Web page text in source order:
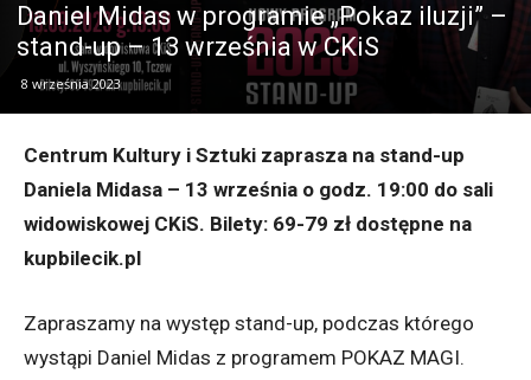
Daniel Midas w programie „Pokaz iluzji” –
stand-up – 13 września w CKiS
8 września 2023
Centrum Kultury i Sztuki zaprasza na stand-up
Daniela Midasa – 13 września o godz. 19:00 do sali
widowiskowej CKiS. Bilety: 69-79 zł dostępne na
kupbilecik.pl
Zapraszamy na występ stand-up, podczas którego
wystąpi Daniel Midas z programem POKAZ MAGI.